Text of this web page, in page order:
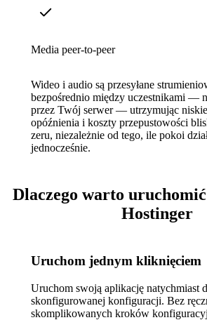
Media peer-to-peer
Wideo i audio są przesyłane
bezpośrednio między uczestnikami —
przez Twój serwer — utrzymując niskie
opóźnienia i koszty przepustowości
zeru, niezależnie od tego, ile pokoi
jednocześnie.
Dlaczego warto
Hostinger
Uruchom jednym kliknięciem
Uruchom swoją aplikację natychmiast
skonfigurowanej konfiguracji. Bez
skomplikowanych kroków